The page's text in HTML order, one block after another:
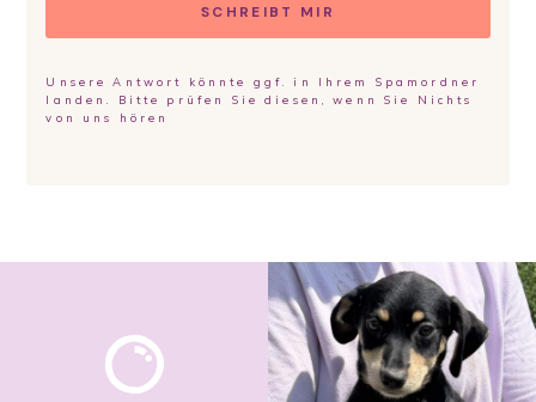
SCHREIBT MIR
Unsere Antwort könnte ggf. in Ihrem Spamordner
landen. Bitte prüfen Sie diesen, wenn Sie Nichts
von uns hören